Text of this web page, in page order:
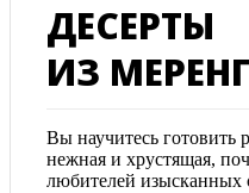
ДЕСЕРТЫ
ИЗ
Вы научитесь готовить
нежная и хрустящая,
любителей изысканных